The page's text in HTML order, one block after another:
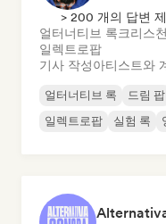
> 200 개의 답변
얼터너티브 록크리스
일렉트로팝
기사 작성아티스트와
얼터너티브 록 드림 팝
일렉트로팝
실험 록